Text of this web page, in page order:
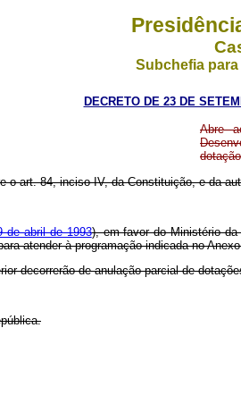
Subchefia
DECRETO DE 23 DE
Abre
o art. 84, inciso IV, da Constituição, e da
de abril de 1993), em favor do Ministério da
atender à programação indicada no
decorrerão de anulação parcial de